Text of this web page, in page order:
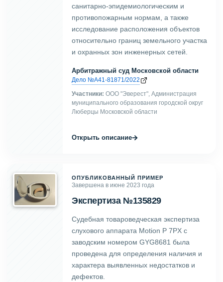
санитарно-эпидемиологическим и
противопожарным нормам, а также
исследование расположения объектов
относительно границ земельного участка
и охранных зон инженерных сетей.
Арбитражный суд Московской области
Дело №А41-81871/2022
Участники: ООО "Эверест", Администрация
муниципального образования городской округ
Люберцы Московской области
Открыть описание→
ОПУБЛИКОВАННЫЙ ПРИМЕР
Завершена в июне 2023 года
Экспертиза №135829
Судебная товароведческая экспертиза
слухового аппарата Motion P 7PX с
заводским номером GYG8681 была
проведена для определения наличия и
характера выявленных недостатков и
дефектов.